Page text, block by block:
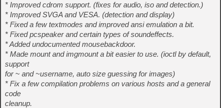
* Improved cdrom support. (fixes for audio, iso and detection.)
* Improved SVGA and VESA. (detection and display)
* Fixed a few textmodes and improved ansi emulation a bit.
* Fixed pcspeaker and certain types of soundeffects.
* Added undocumented mousebackdoor.
* Made mount and imgmount a bit easier to use. (ioctl by default,
support
for ~ and ~username, auto size guessing for images)
* Fix a few compilation problems on various hosts and a general
code
cleanup.